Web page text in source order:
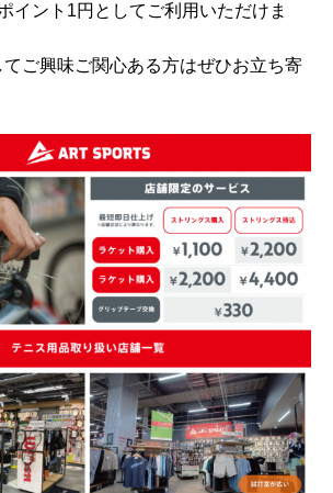
イント1円としてご利用いただけま
ご興味ご関心ある方はぜひお立ち寄